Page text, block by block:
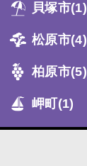
貝塚市(1)
松原市(4)
柏原市(5)
岬町 (1)